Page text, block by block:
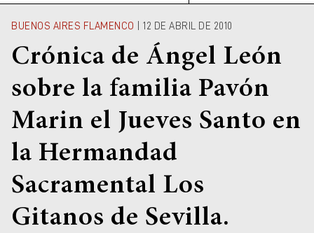
Nacional
Internacional
ENTREVISTAS
Reportajes
Editoriales
ARTISTAS
Nacionales
Grupos y bandas
Shows y contrataciones
CULTURA
Radio
Libros
Museos y centros
culturales
Escuelas, academias e
Talleres, cursos y clínicas
GALERÍAS
BUENOS AIRES FLAMENCO | 12 DE ABRIL DE 2010
Crónica de Ángel León
sobre la familia Pavón
Marin el Jueves Santo en
la Hermandad
Sacramental Los
Gitanos de Sevilla.